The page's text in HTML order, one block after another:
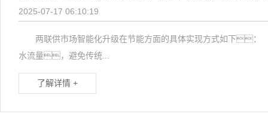
2025-07-17 06:10:19
两联供市场智能化升级在节能方面的具体实现方式如下
水流量，避免传统...
了解详情 +